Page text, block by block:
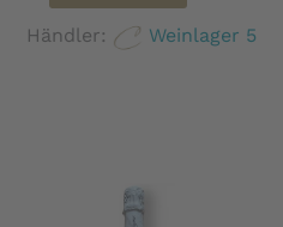
Händler: Weinlager 5